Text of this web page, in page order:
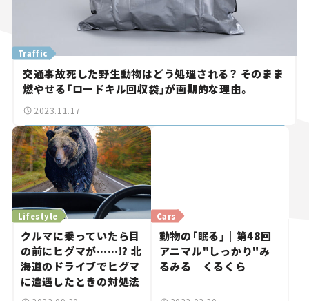
Traffic
交通事故死した野生動物はどう処理される？ そのまま
燃やせる「ロードキル回収袋」が画期的な理由。
2023.11.17
Lifestyle
クルマに乗っていたら目
の前にヒグマが……!? 北
海道のドライブでヒグマ
に遭遇したときの対処法
Cars
動物の「眠る」｜第48回
アニマル"しっかり"み
るみる｜くるくら